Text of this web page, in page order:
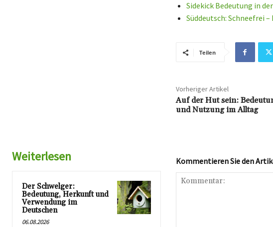
Sidekick Bedeutung in
Süddeutsch: Schneefrei
Teilen
Vorheriger Artikel
Auf der Hut sein:
und Nutzung im Alltag
Weiterlesen
Der Schwelger:
Bedeutung, Herkunft und
Verwendung im
Deutschen
06.08.2026
Kommentieren Sie den